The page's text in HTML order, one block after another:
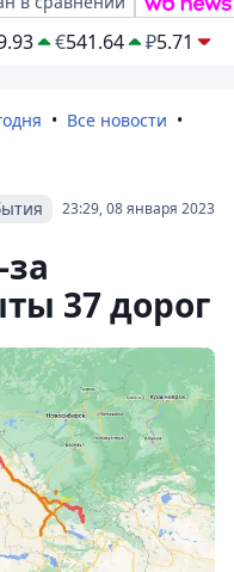
€541.64 ₽5.71
Все новости
23:29, 08 января 2023
37 дорог